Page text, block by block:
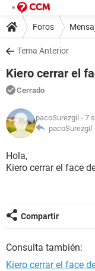
Foros
Tema Anterior
Kiero cerrar el
Cerrado
pacoSurezgil - 7
pacoSurezgil
Hola,
Kiero cerrar el face
Compartir
Consulta también:
Kiero cerrar el face